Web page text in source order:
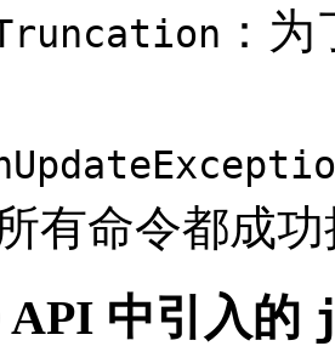
：
有命令都成
API 中引入的